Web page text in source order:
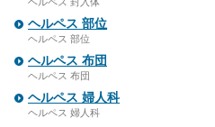
ヘルペス 部位
ヘルペス 部位
ヘルペス 布団
ヘルペス 布団
ヘルペス 婦人科
ヘルペス 婦人科